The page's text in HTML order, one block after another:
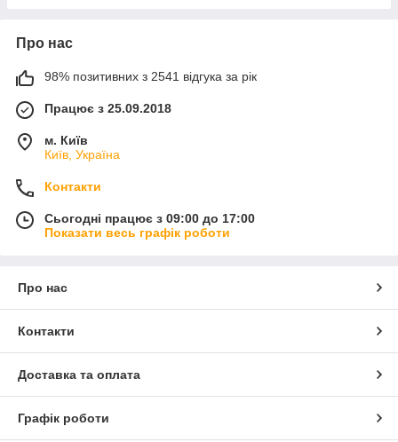
Про нас
98% позитивних з 2541 відгука за рік
Працює з 25.09.2018
м. Київ
Київ, Україна
Контакти
Сьогодні працює з 09:00 до 17:00
Показати весь графік роботи
Про нас
Контакти
Доставка та оплата
Графік роботи